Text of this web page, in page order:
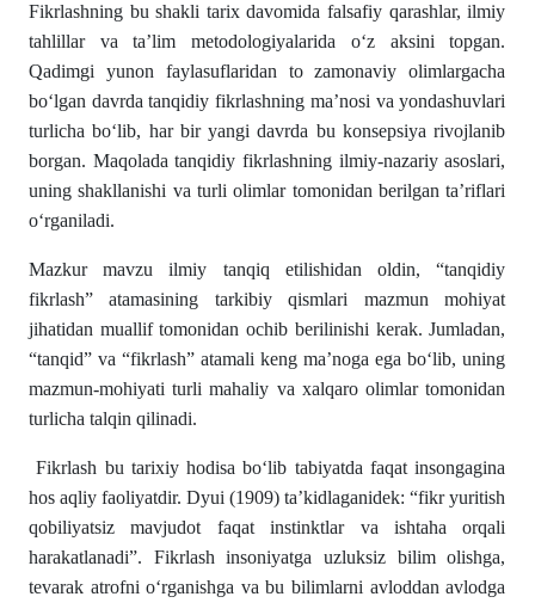
Fikrlashning bu shakli tarix davomida falsafiy qarashlar, ilmiy
tahlillar va ta’lim metodologiyalarida o‘z aksini topgan.
Qadimgi yunon faylasuflaridan to zamonaviy olimlargacha
bo‘lgan davrda tanqidiy fikrlashning ma’nosi va yondashuvlari
turlicha bo‘lib, har bir yangi davrda bu konsepsiya rivojlanib
borgan. Maqolada tanqidiy fikrlashning ilmiy-nazariy asoslari,
uning shakllanishi va turli olimlar tomonidan berilgan ta’riflari
o‘rganiladi.
Mazkur mavzu ilmiy tanqiq etilishidan oldin, “tanqidiy
fikrlash” atamasining tarkibiy qismlari mazmun mohiyat
jihatidan muallif tomonidan ochib berilinishi kerak. Jumladan,
“tanqid” va “fikrlash” atamali keng ma’noga ega bo‘lib, uning
mazmun-mohiyati turli mahaliy va xalqaro olimlar tomonidan
turlicha talqin qilinadi.
Fikrlash bu tarixiy hodisa bo‘lib tabiyatda faqat insongagina
hos aqliy faoliyatdir. Dyui (1909) ta’kidlaganidek: “fikr yuritish
qobiliyatsiz mavjudot faqat instinktlar va ishtaha orqali
harakatlanadi”. Fikrlash insoniyatga uzluksiz bilim olishga,
tevarak atrofni o‘rganishga va bu bilimlarni avloddan avlodga